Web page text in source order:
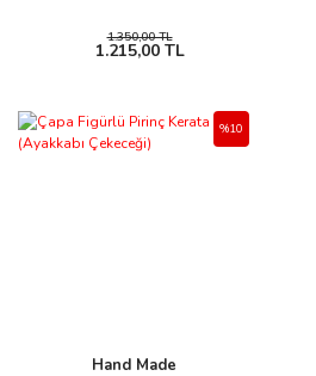
1.350,00 TL
1.215,00 TL
Hand Made
%10